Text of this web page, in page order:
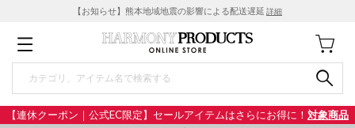
【お知らせ】熊本地域地震の影響による配送遅延 詳細
【連休クーポン｜公式EC限定】セールアイテムはさらにお得に！ 対象商品